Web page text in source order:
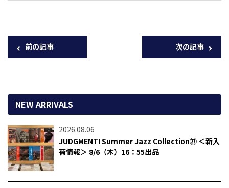
前の記事 次の記事
NEW ARRIVALS
2026.08.06
JUDGMENT! Summer Jazz Collection㉗ ＜新入
荷情報＞ 8/6（木）16：55出品